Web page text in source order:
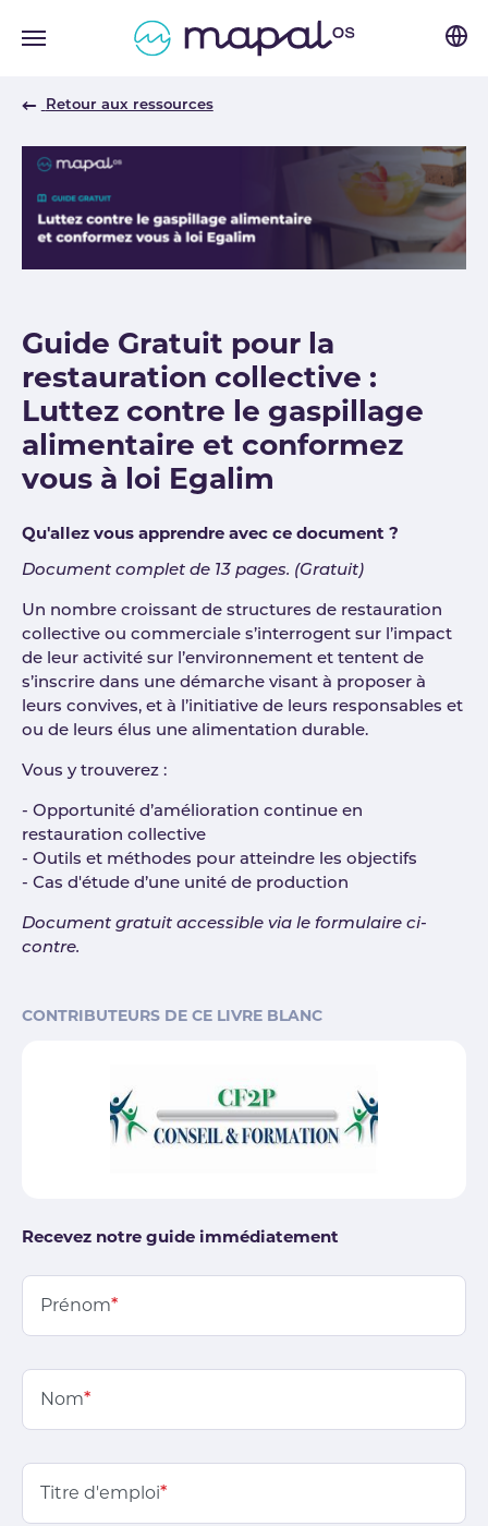
Retour aux ressources
Guide Gratuit pour la
restauration collective :
Luttez contre le gaspillage
alimentaire et conformez
vous à loi Egalim
Qu'allez vous apprendre avec ce document ?
Document complet de 13 pages. (Gratuit)
Un nombre croissant de structures de restauration
collective ou commerciale s’interrogent sur l’impact
de leur activité sur l’environnement et tentent de
s’inscrire dans une démarche visant à proposer à
leurs convives, et à l’initiative de leurs responsables et
ou de leurs élus une alimentation durable.
Vous y trouverez :
- Opportunité d’amélioration continue en
restauration collective
- Outils et méthodes pour atteindre les objectifs
- Cas d'étude d’une unité de production
Document gratuit accessible via le formulaire ci-
contre.
CONTRIBUTEURS DE CE LIVRE BLANC
Recevez notre guide immédiatement
Prénom*
Nom*
Titre d'emploi*